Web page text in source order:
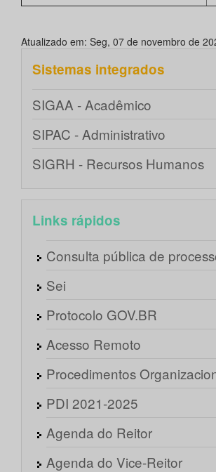
Atualizado em: Seg, 07 de novembro de
Sistemas integrados
SIGAA - Acadêmico
SIPAC - Administrativo
SIGRH - Recursos Humanos
Links rápidos
Consulta pública de
Sei
Protocolo GOV.BR
Acesso Remoto
Procedimentos
PDI 2021-2025
Agenda do Reitor
Agenda do Vice-Reitor